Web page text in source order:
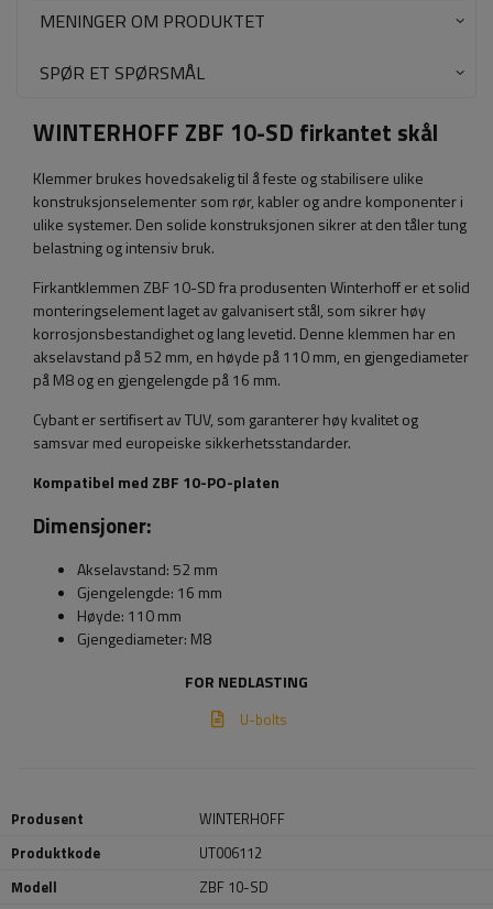
MENINGER OM PRODUKTET
SPØR ET SPØRSMÅL
WINTERHOFF ZBF 10-SD firkantet skål
Klemmer brukes hovedsakelig til å feste og stabilisere ulike
konstruksjonselementer som rør, kabler og andre komponenter i
ulike systemer. Den solide konstruksjonen sikrer at den tåler tung
belastning og intensiv bruk.
Firkantklemmen ZBF 10-SD fra produsenten Winterhoff er et solid
monteringselement laget av galvanisert stål, som sikrer høy
korrosjonsbestandighet og lang levetid. Denne klemmen har en
akselavstand på 52 mm, en høyde på 110 mm, en gjengediameter
på M8 og en gjengelengde på 16 mm.
Cybant er sertifisert av TUV, som garanterer høy kvalitet og
samsvar med europeiske sikkerhetsstandarder.
Kompatibel med ZBF 10-PO-platen
Dimensjoner:
Akselavstand: 52 mm
Gjengelengde: 16 mm
Høyde: 110 mm
Gjengediameter: M8
FOR NEDLASTING
U-bolts
Produsent
WINTERHOFF
Produktkode
UT006112
Modell
ZBF 10-SD